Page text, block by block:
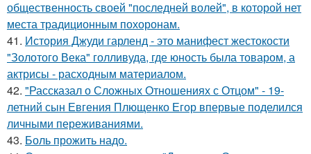
общественность своей "последней волей", в которой нет
места традиционным похоронам.
41. История Джуди гарленд - это манифест жестокости
"Золотого Века" голливуда, где юность была товаром, а
актрисы - расходным материалом.
42. "Рассказал о Сложных Отношениях с Отцом" - 19-
летний сын Евгения Плющенко Егор впервые поделился
личными переживаниями.
43. Боль прожить надо.